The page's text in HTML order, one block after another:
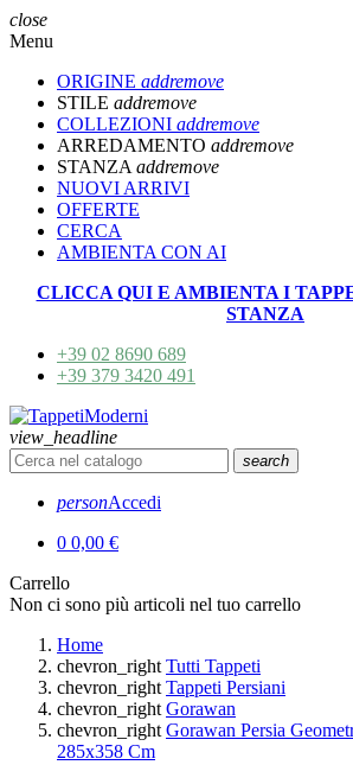
close
Menu
ORIGINE addremove
STILE addremove
COLLEZIONI addremove
ARREDAMENTO addremove
STANZA addremove
NUOVI ARRIVI
OFFERTE
CERCA
AMBIENTA CON AI
CLICCA QUI E AMBIENTA I
STANZA
+39 02 8690 689
+39 379 3420 491
view_headline
search
personAccedi
0 0,00 €
Carrello
Non ci sono più articoli nel tuo carrello
Home
chevron_right Tutti Tappeti
chevron_right Tappeti Persiani
chevron_right Gorawan
chevron_right Gorawan Persia
285x358 Cm